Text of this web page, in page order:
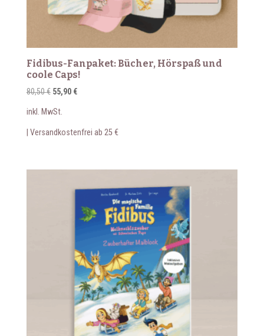
Fidibus-Fanpaket: Bücher, Hörspaß und
coole Caps!
80,50€ Ursprünglicher
80,50 €
55,90 €Aktueller
55,90 €.
inkl. MwSt.
| Versandkostenfrei ab 25 €